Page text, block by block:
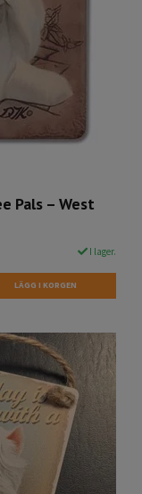
Pals – West
I lager.